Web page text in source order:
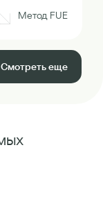
Метод FUE
Смотреть еще